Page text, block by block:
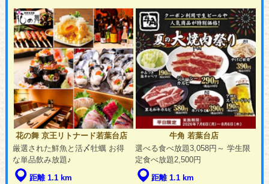
花の舞 京王リトナード若葉台店
厳選された鮮魚と活〆牡蠣 お得
な単品飲み放題♪
距離 1.1 km
牛角 若葉台店
選べる食べ放題3,058円～ 学生限
定食べ放題2,500円
距離 1.1 km